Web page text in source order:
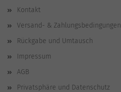
Kontakt
Versand- & Zahlungsbedingungen
Rückgabe und Umtausch
Impressum
AGB
Privatsphäre und Datenschutz